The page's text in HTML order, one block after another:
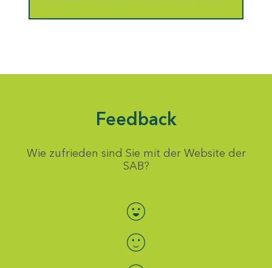
Feedback
Wie zufrieden sind Sie mit der Website der
SAB?
Bewertung auswählen